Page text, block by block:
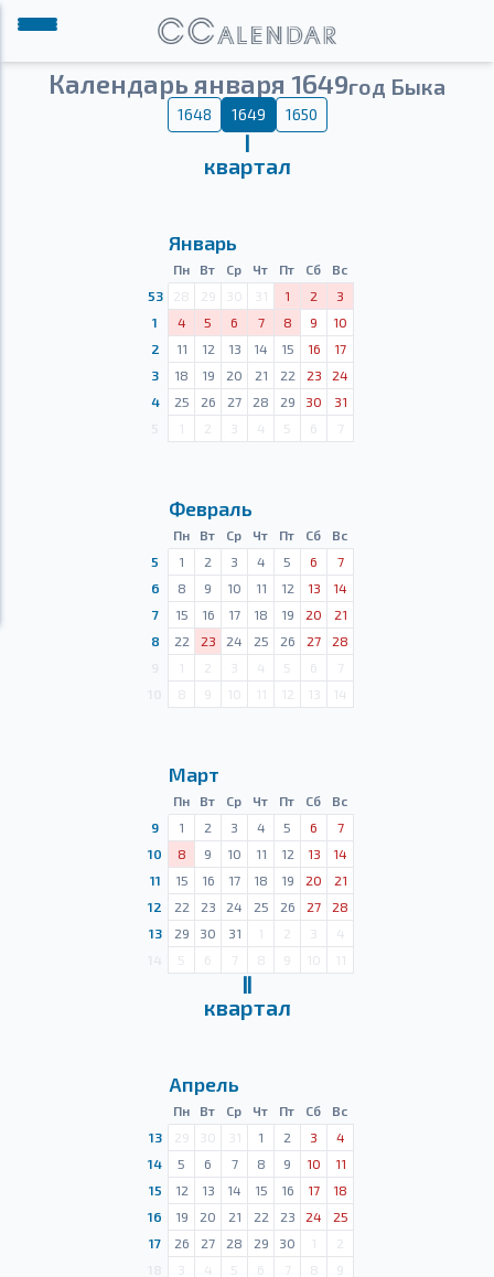
Календарь января 1649год Быка
1648 1649 1650
Ⅰ
квартал
Январь
Пн Вт Ср Чт Пт Сб
Вс
53
28 29 30 31 1 2
3
1
4 5 6 7 8 9
10
2
11 12 13 14 15 16
17
3
18 19 20 21 22 23
24
4
25 26 27 28 29 30
31
1 2 3 4 5 6 7
Февраль
Пн Вт Ср Чт Пт Сб
Вс
5
1 2 3 4 5 6
7
6
8 9 10 11 12 13
14
7
15 16 17 18 19 20
21
8
22 23 24 25 26 27
28
1 2 3 4 5 6
7
8 9 10 11 12 13 14
Март
Пн Вт Ср Чт Пт Сб
Вс
9
1 2 3 4 5 6
7
10
8 9 10 11 12 13
14
11
15 16 17 18 19 20
21
12
22 23 24 25 26 27
28
13
29 30 31 1 2 3
4
5 6 7 8 9 10 11
Ⅱ
квартал
Апрель
Пн Вт Ср Чт Пт Сб
Вс
13
29 30 31 1 2 3
4
14
5 6 7 8 9 10
11
15
12 13 14 15 16 17
18
16
19 20 21 22 23 24
25
17
26 27 28 29 30 1
2
3 4 5 6 7 8 9